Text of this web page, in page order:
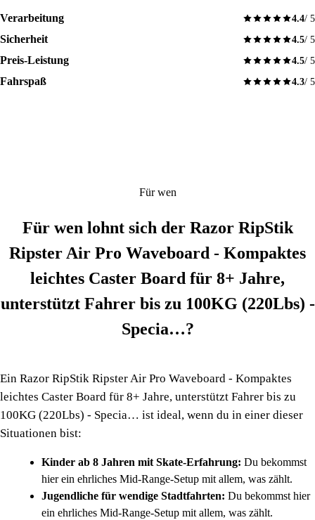
Verarbeitung 4.4/ 5
Sicherheit 4.5/ 5
Preis-Leistung 4.5/ 5
Fahrspaß 4.3/ 5
Für wen
Für wen lohnt sich der Razor RipStik
Ripster Air Pro Waveboard - Kompaktes
leichtes Caster Board für 8+ Jahre,
unterstützt Fahrer bis zu 100KG (220Lbs) -
Specia…?
Ein Razor RipStik Ripster Air Pro Waveboard - Kompaktes
leichtes Caster Board für 8+ Jahre, unterstützt Fahrer bis zu
100KG (220Lbs) - Specia… ist ideal, wenn du in einer dieser
Situationen bist:
Kinder ab 8 Jahren mit Skate-Erfahrung: Du bekommst
hier ein ehrliches Mid-Range-Setup mit allem, was zählt.
Jugendliche für wendige Stadtfahrten: Du bekommst hier
ein ehrliches Mid-Range-Setup mit allem, was zählt.